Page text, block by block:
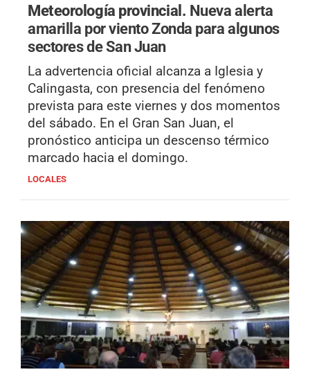
Meteorología provincial. Nueva alerta
amarilla por viento Zonda para algunos
sectores de San Juan
La advertencia oficial alcanza a Iglesia y
Calingasta, con presencia del fenómeno
prevista para este viernes y dos momentos
del sábado. En el Gran San Juan, el
pronóstico anticipa un descenso térmico
marcado hacia el domingo.
LOCALES